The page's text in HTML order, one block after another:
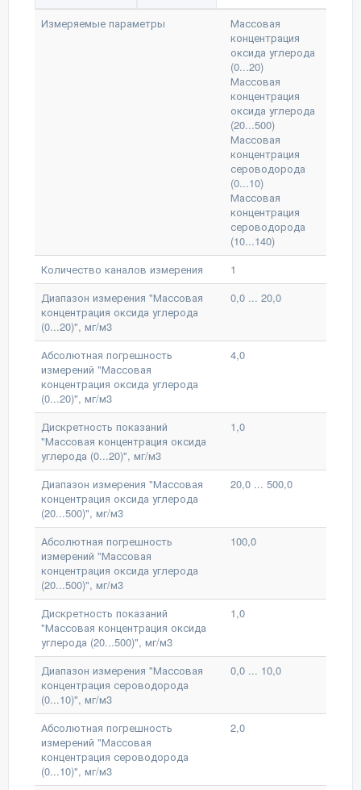
Измеряемые параметры
Массовая
концентрация
оксида углерода
(0...20)
Массовая
концентрация
оксида углерода
(20...500)
Массовая
концентрация
сероводорода
(0...10)
Массовая
концентрация
сероводорода
(10...140)
Количество каналов измерения
1
Диапазон измерения "Массовая
концентрация оксида углерода
(0...20)", мг/м3
0,0 ... 20,0
Абсолютная погрешность
измерений "Массовая
концентрация оксида углерода
(0...20)", мг/м3
4,0
Дискретность показаний
"Массовая концентрация оксида
углерода (0...20)", мг/м3
1,0
Диапазон измерения "Массовая
концентрация оксида углерода
(20...500)", мг/м3
20,0 ... 500,0
Абсолютная погрешность
измерений "Массовая
концентрация оксида углерода
(20...500)", мг/м3
100,0
Дискретность показаний
"Массовая концентрация оксида
углерода (20...500)", мг/м3
1,0
Диапазон измерения "Массовая
концентрация сероводорода
(0...10)", мг/м3
0,0 ... 10,0
Абсолютная погрешность
измерений "Массовая
концентрация сероводорода
(0...10)", мг/м3
2,0